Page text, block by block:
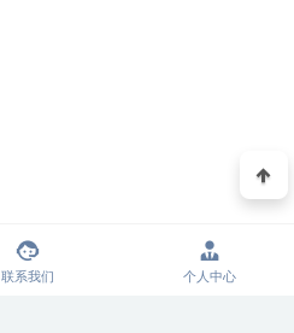
的G500修车行
联系我们 个人中心